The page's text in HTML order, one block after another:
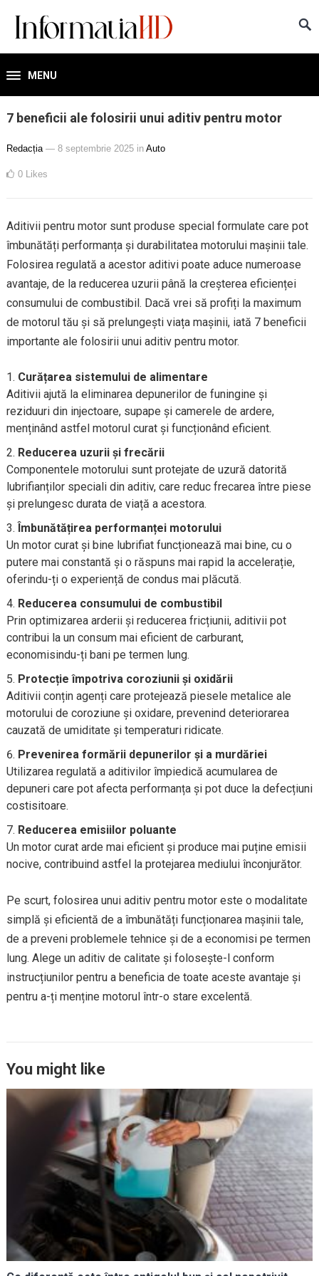
MENU
7 beneficii ale folosirii unui aditiv pentru motor
Redacția — 8 septembrie 2025 in Auto
0 Likes
Aditivii pentru motor sunt produse special formulate care pot
îmbunătăți performanța și durabilitatea motorului mașinii tale.
Folosirea regulată a acestor aditivi poate aduce numeroase
avantaje, de la reducerea uzurii până la creșterea eficienței
consumului de combustibil. Dacă vrei să profiți la maximum
de motorul tău și să prelungești viața mașinii, iată 7 beneficii
importante ale folosirii unui aditiv pentru motor.
Curățarea sistemului de alimentare
Aditivii ajută la eliminarea depunerilor de funingine și
reziduuri din injectoare, supape și camerele de ardere,
menținând astfel motorul curat și funcționând eficient.
Reducerea uzurii și frecării
Componentele motorului sunt protejate de uzură datorită
lubrifianților speciali din aditiv, care reduc frecarea între piese
și prelungesc durata de viață a acestora.
Îmbunătățirea performanței motorului
Un motor curat și bine lubrifiat funcționează mai bine, cu o
putere mai constantă și o răspuns mai rapid la accelerație,
oferindu-ți o experiență de condus mai plăcută.
Reducerea consumului de combustibil
Prin optimizarea arderii și reducerea fricțiunii, aditivii pot
contribui la un consum mai eficient de carburant,
economisindu-ți bani pe termen lung.
Protecție împotriva coroziunii și oxidării
Aditivii conțin agenți care protejează piesele metalice ale
motorului de coroziune și oxidare, prevenind deteriorarea
cauzată de umiditate și temperaturi ridicate.
Prevenirea formării depunerilor și a murdăriei
Utilizarea regulată a aditivilor împiedică acumularea de
depuneri care pot afecta performanța și pot duce la defecțiuni
costisitoare.
Reducerea emisiilor poluante
Un motor curat arde mai eficient și produce mai puține emisii
nocive, contribuind astfel la protejarea mediului înconjurător.
Pe scurt, folosirea unui aditiv pentru motor este o modalitate
simplă și eficientă de a îmbunătăți funcționarea mașinii tale,
de a preveni problemele tehnice și de a economisi pe termen
lung. Alege un aditiv de calitate și folosește-l conform
instrucțiunilor pentru a beneficia de toate aceste avantaje și
pentru a-ți menține motorul într-o stare excelentă.
You might like